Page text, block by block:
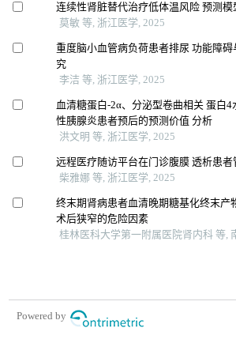
连续性肾脏替代治疗低体温风险 预测
莫敏 等, 浙江医学, 2025
重度脑小血管病负荷患者排尿 功能障
究
李洁 等, 浙江医学, 2025
血清糖蛋白-2α、分泌型卷曲相关 蛋白4
性胰腺炎患者预后的预测价值 分析
洪文明 等, 浙江医学, 2025
远程医疗随访平台在门诊腹膜 透析患
柴雅娜 等, 浙江医学, 2025
终末期肾病患者血清晚期糖基化终末产
术后狭窄的危险因素
桂林医科大学第一附属医院肾内科 等,
Powered by